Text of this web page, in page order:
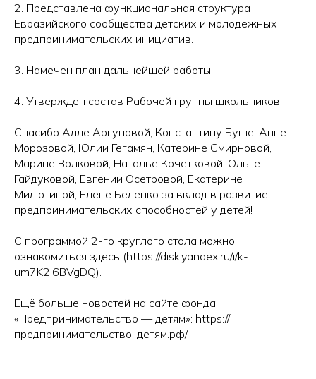
2. Представлена функциональная структура
Евразийского сообщества детских и молодежных
предпринимательских инициатив.
3. Намечен план дальнейшей работы.
4. Утвержден состав Рабочей группы школьников.
Спасибо Алле Аргуновой, Константину Буше, Анне
Морозовой, Юлии Гегамян, Катерине Смирновой,
Марине Волковой, Наталье Кочетковой, Ольге
Гайдуковой, Евгении Осетровой, Екатерине
Милютиной, Елене Беленко за вклад в развитие
предпринимательских способностей у детей!
С программой 2-го круглого стола можно
ознакомиться здесь (https://disk.yandex.ru/i/k-
um7K2i6BVgDQ).
Ещё больше новостей на сайте фонда
«Предпринимательство — детям»: https://
предпринимательство-детям.рф/